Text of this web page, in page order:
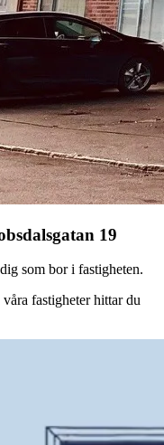
19
som bor i fastigheten.
fastigheter hittar du